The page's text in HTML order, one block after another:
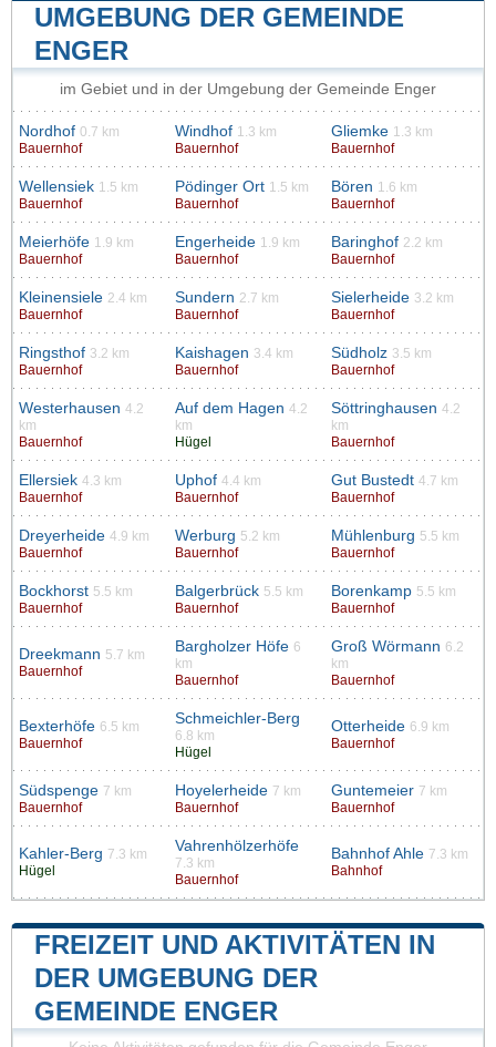
UMGEBUNG DER GEMEINDE
ENGER
im Gebiet und in der Umgebung der Gemeinde Enger
Nordhof 0.7 km
Bauernhof
Windhof 1.3 km
Bauernhof
Gliemke 1.3 km
Bauernhof
Wellensiek 1.5 km
Bauernhof
Pödinger Ort 1.5 km
Bauernhof
Bören 1.6 km
Bauernhof
Meierhöfe 1.9 km
Bauernhof
Engerheide 1.9 km
Bauernhof
Baringhof 2.2 km
Bauernhof
Kleinensiele 2.4 km
Bauernhof
Sundern 2.7 km
Bauernhof
Sielerheide 3.2 km
Bauernhof
Ringsthof 3.2 km
Bauernhof
Kaishagen 3.4 km
Bauernhof
Südholz 3.5 km
Bauernhof
Westerhausen 4.2
km
Bauernhof
Auf dem Hagen 4.2
km
Hügel
Söttringhausen 4.2
km
Bauernhof
Ellersiek 4.3 km
Bauernhof
Uphof 4.4 km
Bauernhof
Gut Bustedt 4.7 km
Bauernhof
Dreyerheide 4.9 km
Bauernhof
Werburg 5.2 km
Bauernhof
Mühlenburg 5.5 km
Bauernhof
Bockhorst 5.5 km
Bauernhof
Balgerbrück 5.5 km
Bauernhof
Borenkamp 5.5 km
Bauernhof
Dreekmann 5.7 km
Bauernhof
Bargholzer Höfe 6
km
Bauernhof
Groß Wörmann 6.2
km
Bauernhof
Bexterhöfe 6.5 km
Bauernhof
Schmeichler-Berg
6.8 km
Hügel
Otterheide 6.9 km
Bauernhof
Südspenge 7 km
Bauernhof
Hoyelerheide 7 km
Bauernhof
Guntemeier 7 km
Bauernhof
Kahler-Berg 7.3 km
Hügel
Vahrenhölzerhöfe
7.3 km
Bauernhof
Bahnhof Ahle 7.3 km
Bahnhof
FREIZEIT UND AKTIVITÄTEN IN
DER UMGEBUNG DER
GEMEINDE ENGER